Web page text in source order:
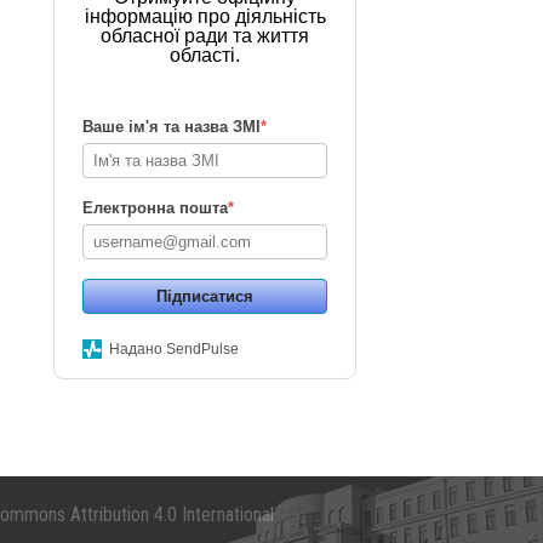
інформацію про діяльність
обласної ради та життя
області.
Ваше ім'я та назва ЗМІ*
Електронна пошта*
Підписатися
Надано SendPulse
Attribution 4.0 International